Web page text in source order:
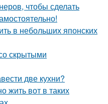
чтобы сделать
в небольших японских
скрытыми
две кухни?
жить вот в таких